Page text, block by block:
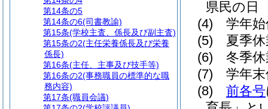
県民の日
(4)
学年
(5)
夏季
(6)
冬季
(7)
学年
(8)
前各号
第14条の5
第14条の6(司書教諭)
第15条(学校主査、係長及び副主査)
第15条の2(主任栄養係長及び栄養
係長)
第16条(主任、主事及び技手等)
第16条の2(事務職員の標準的な職
務内容)
第17条(職員会議)